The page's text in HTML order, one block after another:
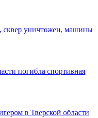
сквер уничтожен, машины
погибла спортивная
в Тверской области